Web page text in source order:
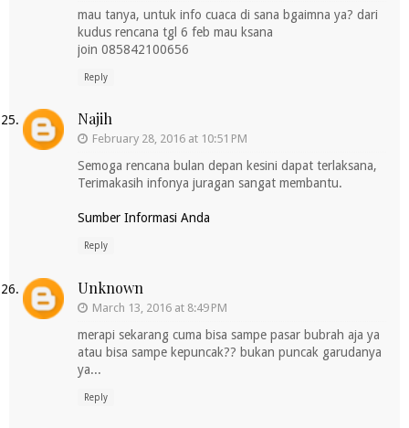
mau tanya, untuk info cuaca di sana bgaimna ya? dari
kudus rencana tgl 6 feb mau ksana
join 085842100656
Reply
Najih
February 28, 2016 at 10:51 PM
Semoga rencana bulan depan kesini dapat terlaksana,
Terimakasih infonya juragan sangat membantu.
Sumber Informasi Anda
Reply
Unknown
March 13, 2016 at 8:49 PM
merapi sekarang cuma bisa sampe pasar bubrah aja ya
atau bisa sampe kepuncak?? bukan puncak garudanya
ya...
Reply